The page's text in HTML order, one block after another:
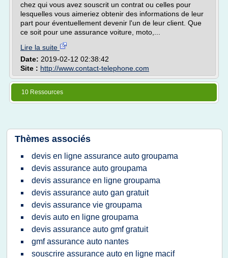
chez qui vous avez souscrit un contrat ou celles pour
lesquelles vous aimeriez obtenir des informations de leur
part pour éventuellement devenir l'un de leur client. Que
ce soit pour une assurance voiture, moto,...
Lire la suite
Date: 2019-02-12 02:38:42
Site : http://www.contact-telephone.com
10 Ressources
Thèmes associés
devis en ligne assurance auto groupama
devis assurance auto groupama
devis assurance en ligne groupama
devis assurance auto gan gratuit
devis assurance vie groupama
devis auto en ligne groupama
devis assurance auto gmf gratuit
gmf assurance auto nantes
souscrire assurance auto en ligne macif